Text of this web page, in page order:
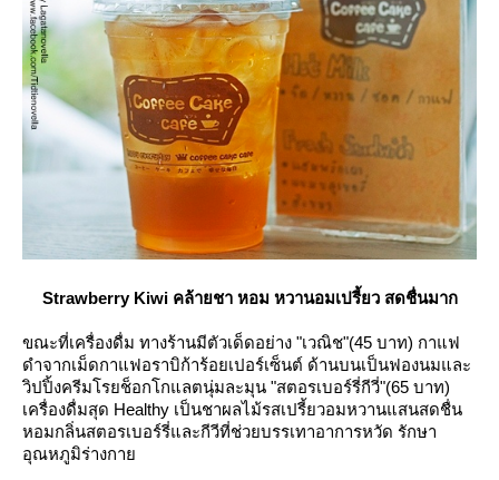
Strawberry Kiwi คล้ายชา หอม หวานอมเปรี้ยว สดชื่นมาก
ขณะที่เครื่องดื่ม ทางร้านมีตัวเด็ดอย่าง "เวณิช"(45 บาท) กาแฟ
ดำจากเม็ดกาแฟอราบิก้าร้อยเปอร์เซ็นต์ ด้านบนเป็นฟองนมและ
วิปปิ้งครีมโรยช็อกโกแลตนุ่มละมุน "สตอรเบอร์รี่กีวี่"(65 บาท)
เครื่องดื่มสุด Healthy เป็นชาผลไม้รสเปรี้ยวอมหวานแสนสดชื่น
หอมกลิ่นสตอรเบอร์รี่และกีวีที่ช่วยบรรเทาอาการหวัด รักษา
อุณหภูมิร่างกา